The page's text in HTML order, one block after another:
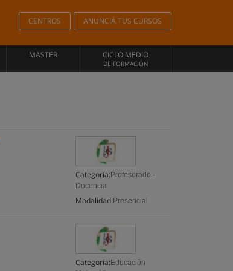
CENTROS ANUNCIÁ TUS CURSOS
MASTER CICLO MEDIO
DE FORMACIÓN
Categoría: Profesorado -
Docencia
Modalidad: Presencial
Categoría: Educación